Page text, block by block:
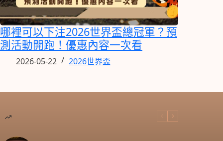
哪裡可以下注2026世界盃總冠軍？預
測活動開跑！優惠內容一次看
2026-05-22 2026世界盃